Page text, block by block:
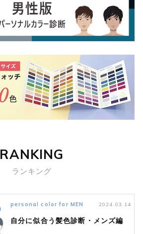
RANKING
ランキング
personal color for MEN 2024.03.14
自分に似合う髪色診断・メンズ編